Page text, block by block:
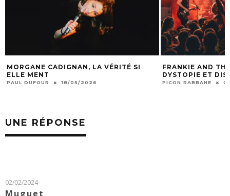
CADIGNAN, LA VÉRITÉ SI
MENT
DUFOUR 18/05/2026
FRANKIE AND THE
DYSTOPIE ET
PICON RABBANE 06/
UNE RÉPONSE
02/02/2024
Muguet